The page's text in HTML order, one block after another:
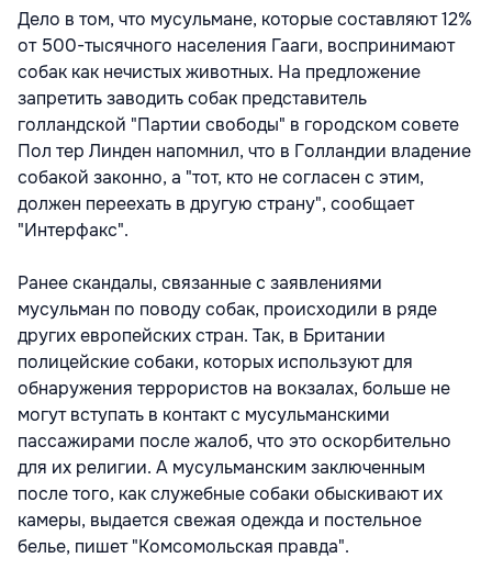
Дело в том, что мусульмане, которые составляют 12%
от 500-тысячного населения Гааги, воспринимают
собак как нечистых животных. На предложение
запретить заводить собак представитель
голландской "Партии свободы" в городском совете
Пол тер Линден напомнил, что в Голландии владение
собакой законно, а "тот, кто не согласен с этим,
должен переехать в другую страну", сообщает
"Интерфакс".
Ранее скандалы, связанные с заявлениями
мусульман по поводу собак, происходили в ряде
других европейских стран. Так, в Британии
полицейские собаки, которых используют для
обнаружения террористов на вокзалах, больше не
могут вступать в контакт с мусульманскими
пассажирами после жалоб, что это оскорбительно
для их религии. А мусульманским заключенным
после того, как служебные собаки обыскивают их
камеры, выдается свежая одежда и постельное
белье, пишет "Комсомольская правда".